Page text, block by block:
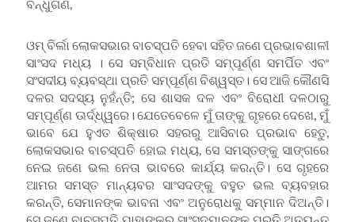
ବନ୍ଧୁଗଣ,
ଓମ୍ ବିର୍ଲା ଲୋକସଭାର ବାଚସ୍ପତି ହେବା ସହିତ ଜଣେ ପ୍ରଭାବଶାଳୀ
ସାଂସଦ ମଧ୍ୟ । ସେ ସମ୍ବିଧାନ ପ୍ରତି ସମ୍ପୂର୍ଣ୍ଣ ସମର୍ପିତ ଏବଂ
ସଂସଦୀୟ ବ୍ୟବସ୍ଥା ପ୍ରତି ସମ୍ପୂର୍ଣ୍ଣ ବିଶ୍ୱସ୍ତ। ସେ ଆଜି କୌଣସି
ଦଳର ସଦସ୍ୟ ନୁହଁନ୍ତି; ସେ ଶାସକ ଦଳ ଏବଂ ବିରୋଧୀ ଦଳଠାରୁ
ସମ୍ପୂର୍ଣ୍ଣ ଊର୍ଦ୍ଧ୍ୱରେ। ଯେତେବେଳେ ମୁଁ ତାଙ୍କୁ ଗୃହରେ ଦେଖେ, ମୁଁ
ଭାବେ ଯେ ହୁଏତ ଶିକ୍ଷାର ସହରରୁ ଆସିବାର ପ୍ରଭାବ ହେତୁ,
ଲୋକସଭାର ବାଚସ୍ପତି ହୋଇ ମଧ୍ୟ, ସେ ସମସ୍ତଙ୍କୁ ସାଙ୍ଗରେ
ନେଇ ଜଣେ ଭଲ ନେତା ଭାବରେ କାର୍ଯ୍ୟ କରନ୍ତି। ସେ ଗୃହରେ
ଆମର ସମସ୍ତ ମାନ୍ୟବର ସାଂସଦଙ୍କୁ ବହୁତ ଭଲ ବ୍ୟବହାର
କରନ୍ତି, ସେମାନଙ୍କ ଭାବନା ଏବଂ ଅନୁରୋଧକୁ ସମ୍ମାନ ଦିଅନ୍ତି।